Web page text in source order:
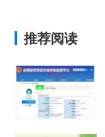
推荐阅读